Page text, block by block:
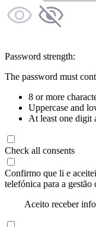
Password strength:
The password must
8 or more
Uppercase and
At least one digit
Check all consents
Confirmo que li e
telefónica para a
Aceito receber